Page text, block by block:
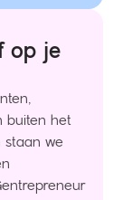
op je
buiten het
staan we